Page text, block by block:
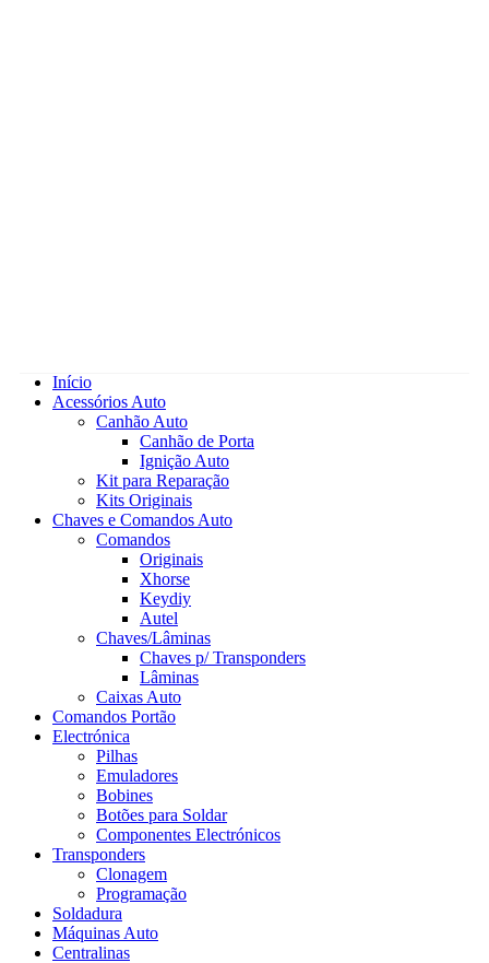
Início
Acessórios Auto
Canhão Auto
Canhão de Porta
Ignição Auto
Kit para Reparação
Kits Originais
Chaves e Comandos Auto
Comandos
Originais
Xhorse
Keydiy
Autel
Chaves/Lâminas
Chaves p/ Transponders
Lâminas
Caixas Auto
Comandos Portão
Electrónica
Pilhas
Emuladores
Bobines
Botões para Soldar
Componentes Electrónicos
Transponders
Clonagem
Programação
Soldadura
Máquinas Auto
Centralinas